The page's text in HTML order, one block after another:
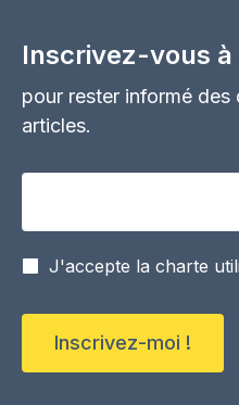
Inscrivez-vous
pour rester informé des
articles.
J'accepte la charte
Inscrivez-moi !